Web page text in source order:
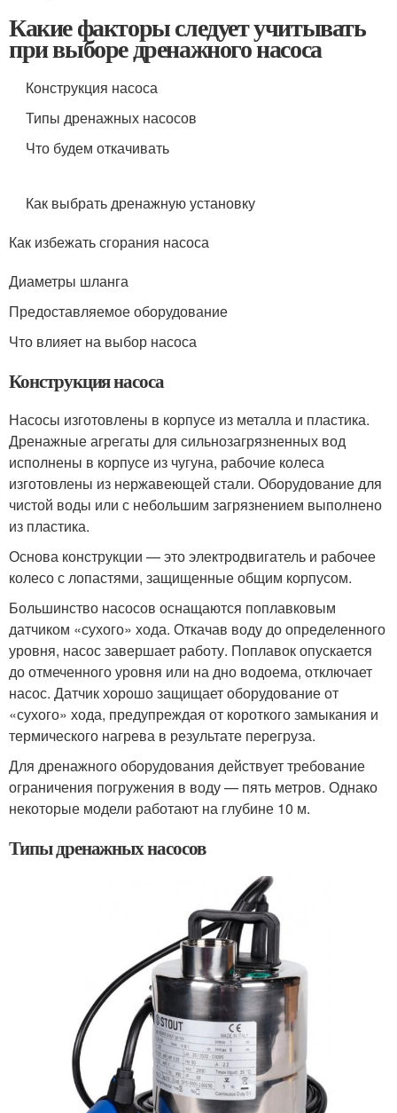
Какие факторы следует учитывать
при выборе дренажного насоса
Конструкция насоса
Типы дренажных насосов
Что будем откачивать
Как выбрать дренажную установку
Как избежать сгорания насоса
Диаметры шланга
Предоставляемое оборудование
Что влияет на выбор насоса
Конструкция насоса
Насосы изготовлены в корпусе из металла и пластика.
Дренажные агрегаты для сильнозагрязненных вод
исполнены в корпусе из чугуна, рабочие колеса
изготовлены из нержавеющей стали. Оборудование для
чистой воды или с небольшим загрязнением выполнено
из пластика.
Основа конструкции — это электродвигатель и рабочее
колесо с лопастями, защищенные общим корпусом.
Большинство насосов оснащаются поплавковым
датчиком «сухого» хода. Откачав воду до определенного
уровня, насос завершает работу. Поплавок опускается
до отмеченного уровня или на дно водоема, отключает
насос. Датчик хорошо защищает оборудование от
«сухого» хода, предупреждая от короткого замыкания и
термического нагрева в результате перегруза.
Для дренажного оборудования действует требование
ограничения погружения в воду — пять метров. Однако
некоторые модели работают на глубине 10 м.
Типы дренажных насосов